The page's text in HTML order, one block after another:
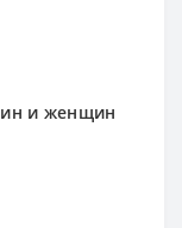
и женщин